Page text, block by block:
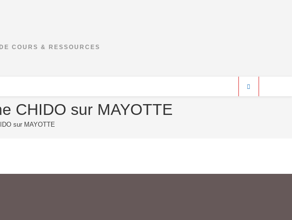
COURS & RESSOURCES
CHIDO sur MAYOTTE
sur MAYOTTE